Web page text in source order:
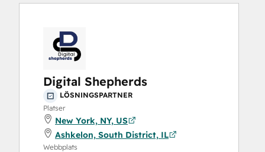
Digital Shepherds
LÖSNINGSPARTNER
Platser
New York, NY, US
Ashkelon, South District, IL
Webbplats